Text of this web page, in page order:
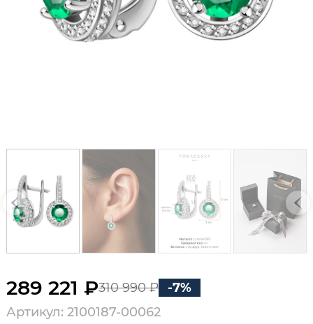
289 221 ₽310 990 ₽
-7%
Артикул: 2100187-00062